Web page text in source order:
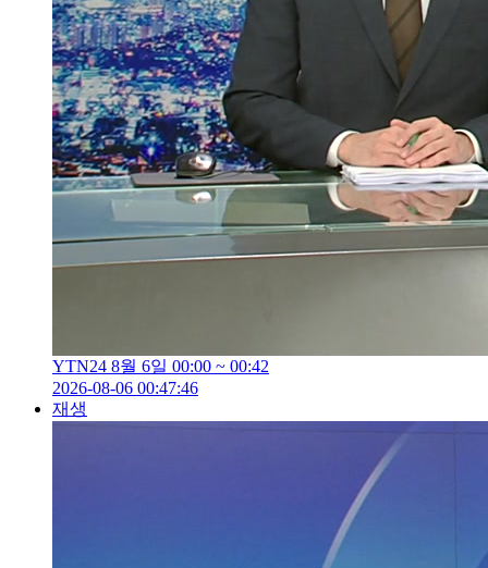
YTN24 8월 6일 00:00 ~ 00:42
2026-08-06 00:47:46
재생